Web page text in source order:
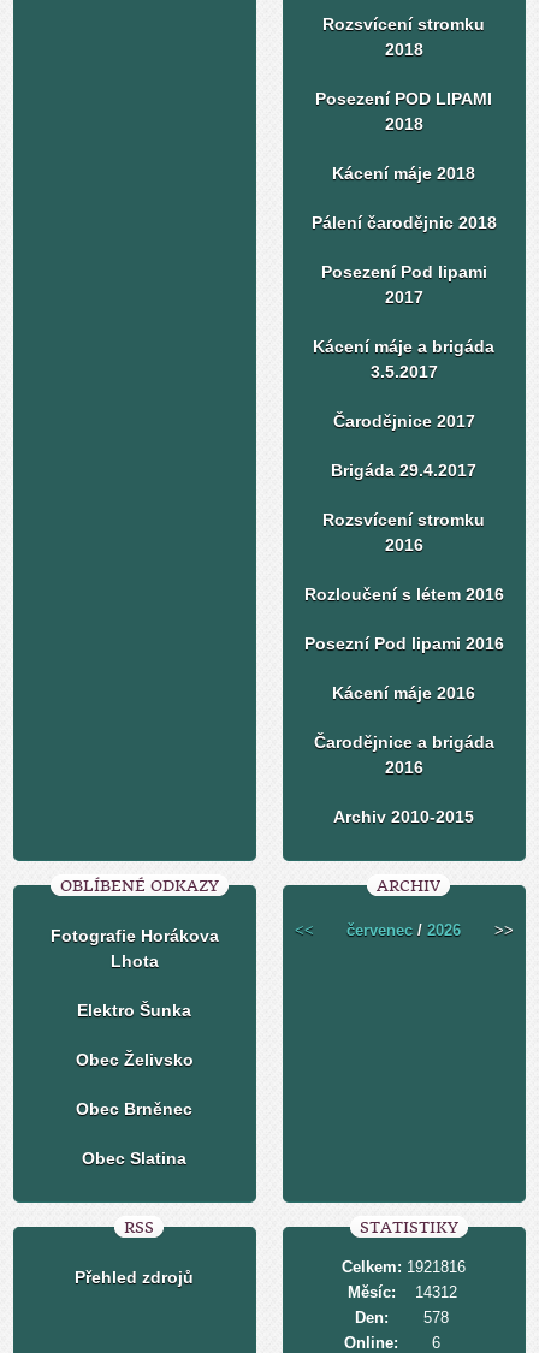
Rozsvícení stromku
2018
Posezení POD LIPAMI
2018
Kácení máje 2018
Pálení čarodějnic 2018
Posezení Pod lipami
2017
Kácení máje a brigáda
3.5.2017
Čarodějnice 2017
Brigáda 29.4.2017
Rozsvícení stromku
2016
Rozloučení s létem 2016
Posezní Pod lipami 2016
Kácení máje 2016
Čarodějnice a brigáda
2016
Archiv 2010-2015
OBLÍBENÉ ODKAZY
Fotografie Horákova
Lhota
Elektro Šunka
Obec Želivsko
Obec Brněnec
Obec Slatina
ARCHIV
<< červenec /2026 >>
RSS
Přehled zdrojů
STATISTIKY
Online: 6
Celkem: 1921816
Měsíc:
14312
Den:
578